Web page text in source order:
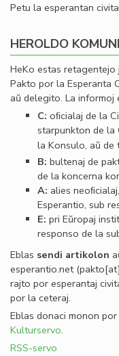
Petu la esperantan
HEROLDO
HeKo estas
Pakto por la Esperanta
aŭ delegito. La informoj
C: oﬁcialaj de la
starpunkton de la
la Konsulo, aŭ de
B: bultenaj de
de la koncerna
A: alies
Esperantio, sub
E: pri Eŭropaj
responso de la
Eblas sendi artikolon
esperantio.net
rajto por esperantaj
por la ceteraj.
Eblas donaci monon
Kulturservo.
RSS-servo